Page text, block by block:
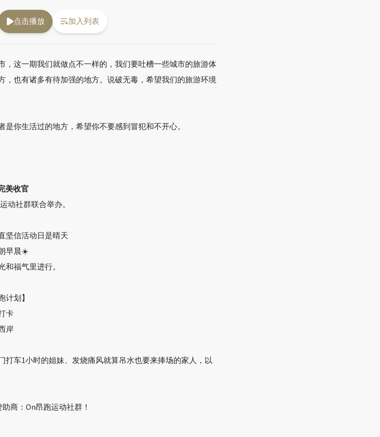
点击播放 加入列表
，这一期我们就做点不一样的，我们要吐槽一些城市的旅游体
，也有诸多有待加强的地方。说破无毒，希望我们的旅游环境
你生活过的地方，希望你不要感到冒犯和不开心。
美收官
动社群联合举办。
坚信活动日是晴天
早晨☀️
福气里进行。
划】
卡
岸
打车1小时的姐妹、发烧痛风就算吊水也要来捧场的家人，以
商：On昂跑运动社群！